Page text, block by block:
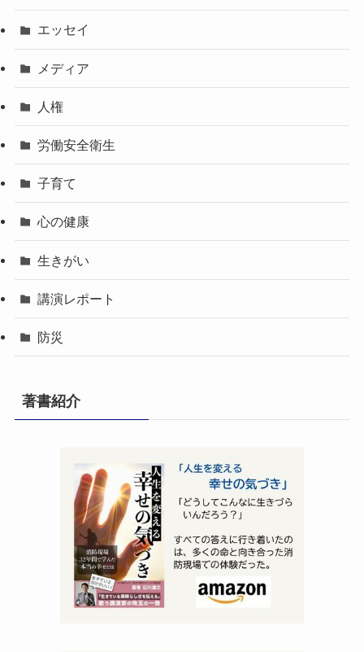
エッセイ
メディア
人権
労働安全衛生
子育て
心の健康
生きがい
講演レポート
防災
著書紹介